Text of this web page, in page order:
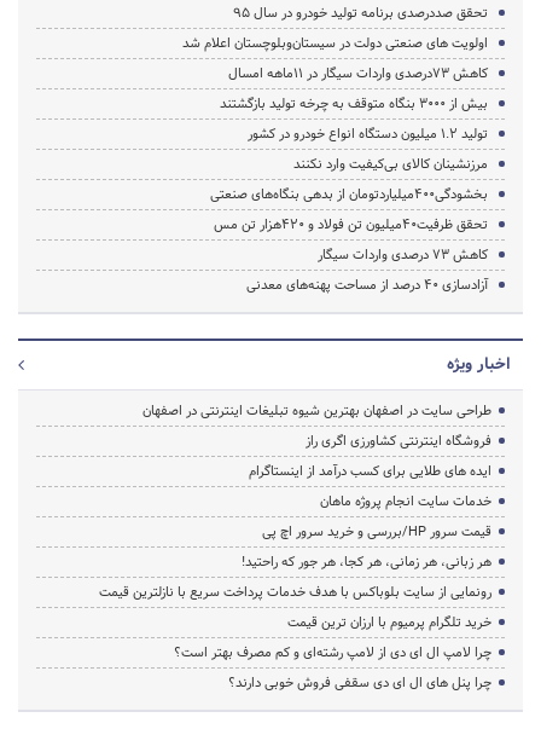
تحقق صددرصدی برنامه تولید خودرو در سال 95
اولویت های صنعتی دولت در سیستان‌وبلوچستان اعلام شد
کاهش 73درصدی واردات سیگار در 11ماهه امسال
بیش از 3000 بنگاه متوقف به چرخه تولید بازگشتند
تولید 1.2 میلیون دستگاه انواع خودرو در کشور
مرزنشینان کالای بی‌کیفیت وارد نکنند
بخشودگی400میلیاردتومان از بدهی بنگاه‌های صنعتی
تحقق ظرفیت40میلیون تن فولاد و 420هزار تن مس
کاهش 73 درصدی واردات سیگار
آزادسازی 40 درصد از مساحت پهنه‌های معدنی
اخبار ویژه
طراحی سایت در اصفهان بهترین شیوه تبلیغات اینترنتی در اصفهان
فروشگاه اینترنتی کشاورزی اگری راز
ایده های طلایی برای کسب درآمد از اینستاگرام
خدمات سایت انجام پروژه ماهان
قیمت سرور HP/بررسی و خرید سرور اچ پی
هر زبانی، هر زمانی، هر کجا، هر جور که راحتید!
رونمایی از سایت بلوباکس با هدف خدمات پرداخت سریع با نازلترین قیمت
خرید تلگرام پرمیوم با ارزان ترین قیمت
چرا لامپ ال ای دی از لامپ رشته‌ای و کم مصرف بهتر است؟
چرا پنل های ال ای دی سقفی فروش خوبی دارند؟